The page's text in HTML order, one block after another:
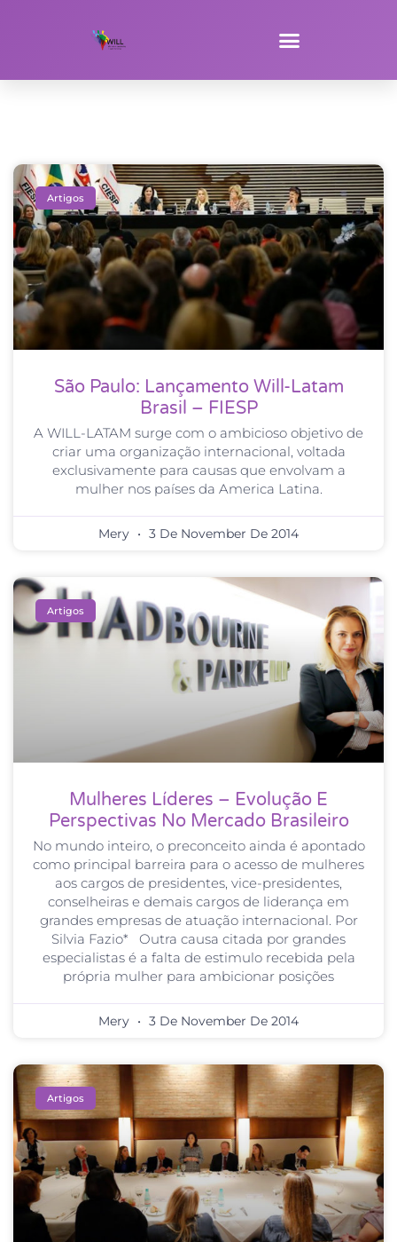
Artigos
São Paulo: Lançamento Will-Latam
Brasil – FIESP
A WILL-LATAM surge com o ambicioso objetivo de
criar uma organização internacional, voltada
exclusivamente para causas que envolvam a
mulher nos países da America Latina.
Mery 3 De November De 2014
Artigos
Mulheres Líderes – Evolução E
Perspectivas No Mercado Brasileiro
No mundo inteiro, o preconceito ainda é apontado
como principal barreira para o acesso de mulheres
aos cargos de presidentes, vice-presidentes,
conselheiras e demais cargos de liderança em
grandes empresas de atuação internacional. Por
Silvia Fazio* Outra causa citada por grandes
especialistas é a falta de estimulo recebida pela
própria mulher para ambicionar posições
Mery 3 De November De 2014
Artigos